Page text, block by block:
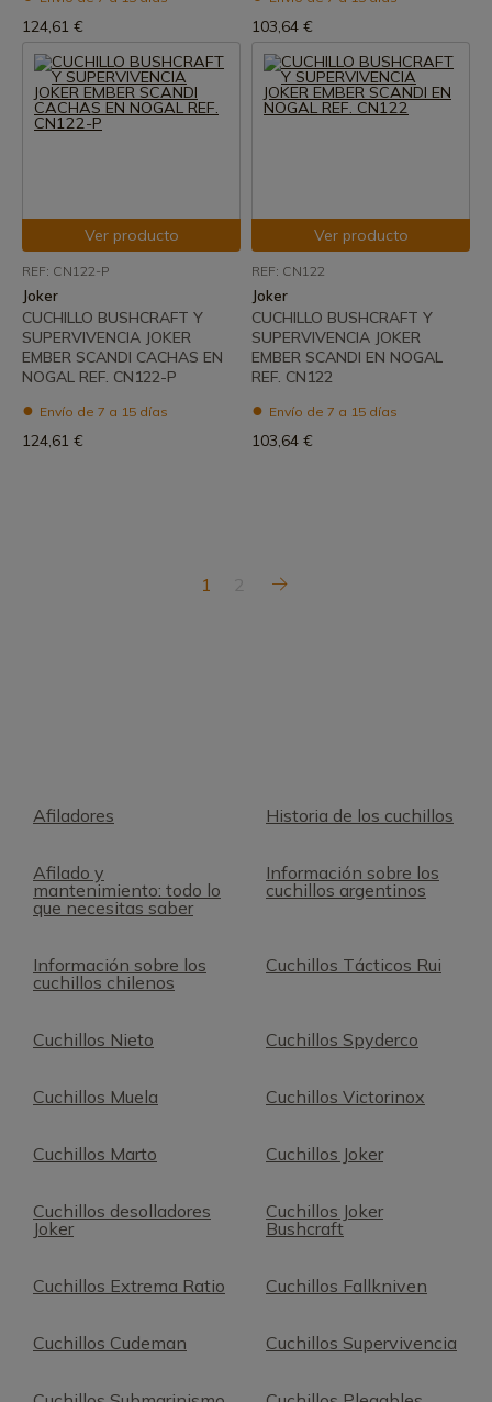
124,61 € 103,64 €
Ver producto
REF: CN122-P
Joker
CUCHILLO BUSHCRAFT Y
SUPERVIVENCIA JOKER
EMBER SCANDI CACHAS EN
NOGAL REF. CN122-P
Envío de 7 a 15 días
124,61 €
Ver producto
REF: CN122
Joker
CUCHILLO BUSHCRAFT Y
SUPERVIVENCIA JOKER
EMBER SCANDI EN NOGAL
REF. CN122
Envío de 7 a 15 días
103,64 €
1 2
Afiladores Historia de los cuchillos
Afilado y
mantenimiento: todo lo
que necesitas saber
Información sobre los
cuchillos argentinos
Información sobre los
cuchillos chilenos
Cuchillos Tácticos Rui
Cuchillos Nieto Cuchillos Spyderco
Cuchillos Muela Cuchillos Victorinox
Cuchillos Marto Cuchillos Joker
Cuchillos desolladores
Joker
Cuchillos Joker
Bushcraft
Cuchillos Extrema Ratio Cuchillos Fallkniven
Cuchillos Cudeman Cuchillos Supervivencia